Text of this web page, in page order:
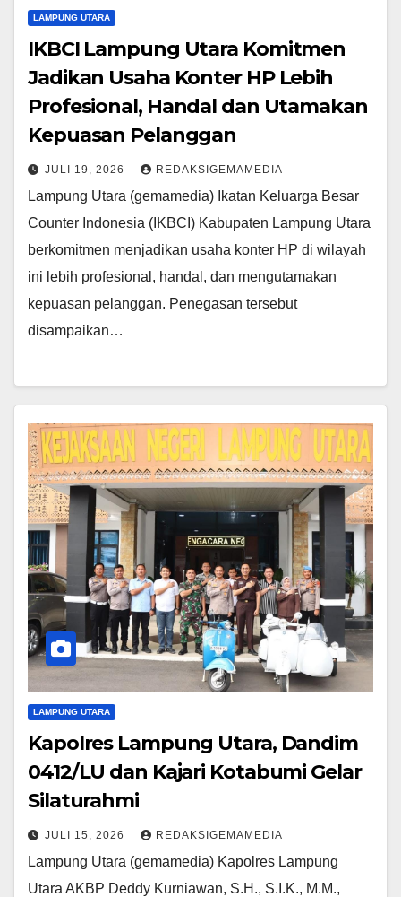
LAMPUNG UTARA
IKBCI Lampung Utara Komitmen
Jadikan Usaha Konter HP Lebih
Profesional, Handal dan Utamakan
Kepuasan Pelanggan
JULI 19, 2026 REDAKSIGEMAMEDIA
Lampung Utara (gemamedia) Ikatan Keluarga Besar
Counter Indonesia (IKBCI) Kabupaten Lampung Utara
berkomitmen menjadikan usaha konter HP di wilayah
ini lebih profesional, handal, dan mengutamakan
kepuasan pelanggan. Penegasan tersebut
disampaikan…
LAMPUNG UTARA
Kapolres Lampung Utara, Dandim
0412/LU dan Kajari Kotabumi Gelar
Silaturahmi
JULI 15, 2026 REDAKSIGEMAMEDIA
Lampung Utara (gemamedia) Kapolres Lampung
Utara AKBP Deddy Kurniawan, S.H., S.I.K., M.M.,